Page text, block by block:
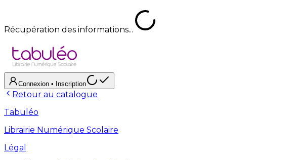
Récupération des informations...
Connexion • Inscription
Retour au catalogue
Tabuléo
Librairie Numérique Scolaire
Légal